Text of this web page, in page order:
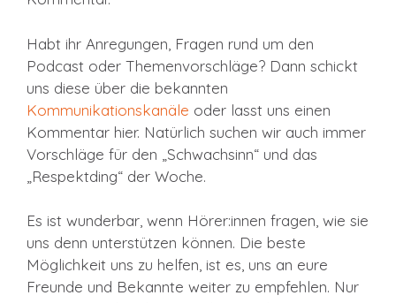
Habt ihr Anregungen, Fragen rund um den
Podcast oder Themenvorschläge? Dann schickt
uns diese über die bekannten
Kommunikationskanäle oder lasst uns einen
Kommentar hier. Natürlich suchen wir auch immer
Vorschläge für den „Schwachsinn“ und das
„Respektding“ der Woche.
Es ist wunderbar, wenn Hörer:innen fragen, wie sie
uns denn unterstützen können. Die beste
Möglichkeit uns zu helfen, ist es, uns an eure
Freunde und Bekannte weiter zu empfehlen. Nur